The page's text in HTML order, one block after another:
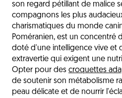
Les sensibilités du Spitz Nain
Les critères de choix des
Les besoins selon les
Une gamelle à la hauteur
L'avis du vétérinaire
son regard pétillant de malice
compagnons les plus
charismatiques du monde
Poméranien, est un concentré
doté d'une intelligence vive et
extravertie qui exigent une
Opter pour des croquettes
de soutenir son métabolisme
peau délicate et de nourrir